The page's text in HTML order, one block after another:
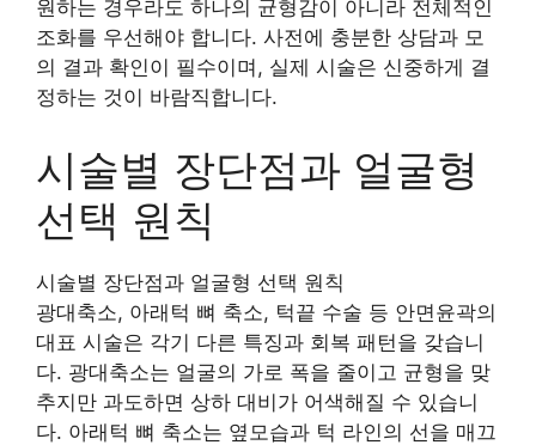
원하는 경우라도 하나의 균형감이 아니라 전체적인
조화를 우선해야 합니다. 사전에 충분한 상담과 모
의 결과 확인이 필수이며, 실제 시술은 신중하게 결
정하는 것이 바람직합니다.
시술별 장단점과 얼굴형
선택 원칙
시술별 장단점과 얼굴형 선택 원칙
광대축소, 아래턱 뼈 축소, 턱끝 수술 등 안면윤곽의
대표 시술은 각기 다른 특징과 회복 패턴을 갖습니
다. 광대축소는 얼굴의 가로 폭을 줄이고 균형을 맞
추지만 과도하면 상하 대비가 어색해질 수 있습니
다. 아래턱 뼈 축소는 옆모습과 턱 라인의 선을 매끄